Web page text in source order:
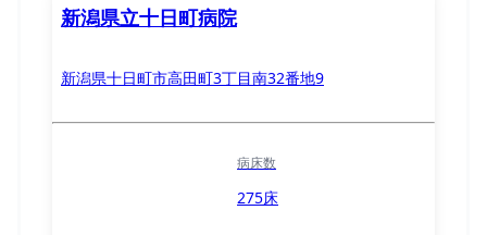
新潟県立十日町病院
新潟県十日町市高田町3丁目南32番地9
病床数
275床